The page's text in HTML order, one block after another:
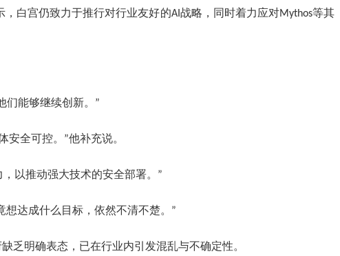
白宫仍致力于推行对行业友好的AI战略，同时着力应对Mythos等其
们能够继续创新。”
全可控。”他补充说。
以推动强大技术的安全部署。”
想达成什么目标，依然不清不楚。”
乏明确表态，已在行业内引发混乱与不确定性。